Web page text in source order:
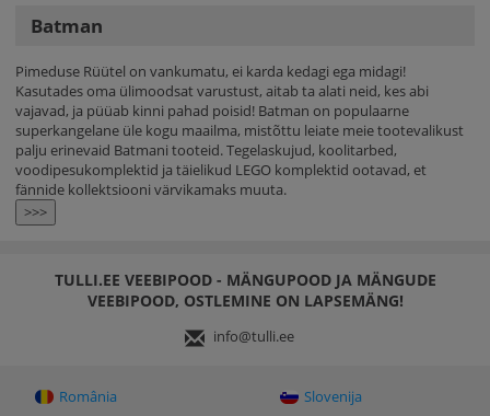
Batman
Pimeduse Rüütel on vankumatu, ei karda kedagi ega midagi!
Kasutades oma ülimoodsat varustust, aitab ta alati neid, kes abi
vajavad, ja püüab kinni pahad poisid! Batman on populaarne
superkangelane üle kogu maailma, mistõttu leiate meie tootevalikust
palju erinevaid Batmani tooteid. Tegelaskujud, koolitarbed,
voodipesukomplektid ja täielikud LEGO komplektid ootavad, et
fännide kollektsiooni värvikamaks muuta.
>>>
TULLI.EE VEEBIPOOD - MÄNGUPOOD JA MÄNGUDE
VEEBIPOOD, OSTLEMINE ON LAPSEMÄNG!
info@tulli.ee
România
Slovenija